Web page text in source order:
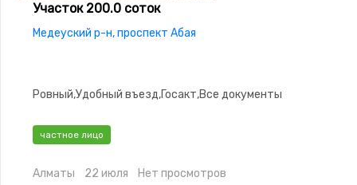
Участок 200.0 соток
Медеуский р-н, проспект Абая
Ровный,Удобный въезд,Госакт,Все документы
частное лицо
Алматы 22 июля Нет просмотров